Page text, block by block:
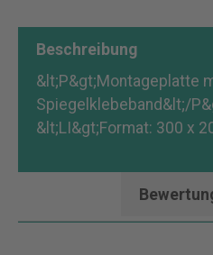
Beschreibung
&lt;P&gt;Montageplatte
Spiegelklebeband&lt;/
&lt;LI&gt;Format: 300 x